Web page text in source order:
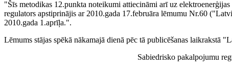
"Šīs metodikas 12.punkta noteikumi attiecināmi arī uz
regulators apstiprinājis ar 2010.gada 17.februāra lēmumu Nr.60
2010.gada 1.aprīļa.".
Lēmums stājas spēkā nākamajā dienā pēc tā publicēšanas laikrakstā
Sabiedrisko pakalpojumu